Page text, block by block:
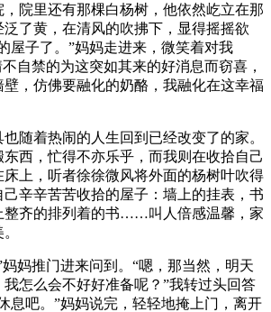
院里还有那棵白杨树，他依然屹立在那
了黄，在清风的吹拂下，显得摇摇欲
屋子了。”妈妈走进来，微笑着对我
自禁的为这突如其来的好消息而窃喜，
，仿佛要融化的奶酪，我融化在这幸福
随着热闹的人生回到已经改变了的家。
西，忙得不亦乐乎，而我则在收拾自己
上，听者徐徐微风将外面的杨树叶吹得
辛辛苦苦收拾的屋子：墙上的挂表，书
整齐的排列着的书……叫人倍感温馨，家
妈推门进来问到。“嗯，那当然，明天
怎么会不好好准备呢？”我转过头回答
息吧。”妈妈说完，轻轻地掩上门，离开